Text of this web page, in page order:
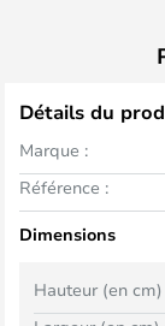
Détails du
Marque :
Référence :
Dimensions
Hauteur (en cm)